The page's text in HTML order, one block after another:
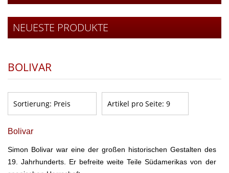
NEUESTE PRODUKTE
BOLIVAR
Sortierung: Preis Artikel pro Seite: 9
Bolivar
Simon Bolivarwar eine der großen historischen Gestalten des
19. Jahrhunderts. Er befreite weite Teile Südamerikas von der